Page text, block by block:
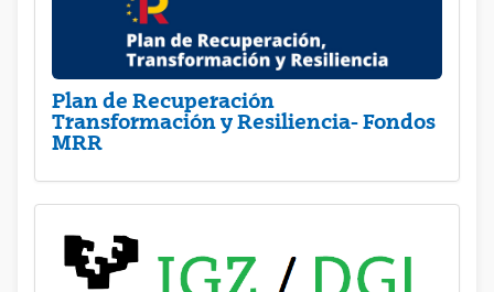
Plan de Recuperación
Transformación y Resiliencia- Fondos
MRR